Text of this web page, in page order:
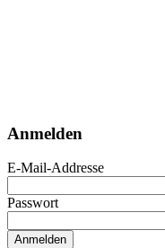
Anmelden
E-Mail-Addresse
Passwort
Anmelden